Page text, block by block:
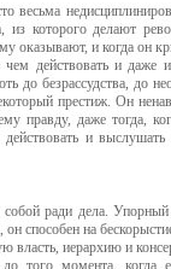
весьма
из которого делают
оказывают, и когда он
действовать и
до безрассудства, до
престиж. Он
правду, даже тогда,
и
собой ради дела.
способен на
власть, иерархию и
до того момента,